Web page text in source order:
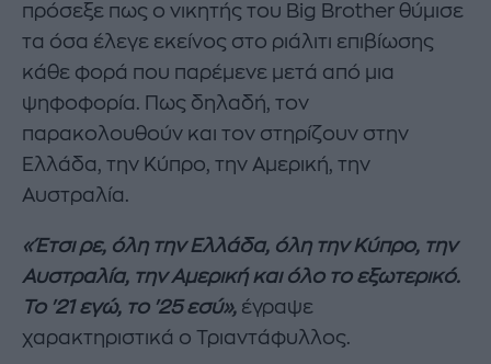
πρόσεξε πως ο νικητής του Big Brother θύμισε
τα όσα έλεγε εκείνος στο ριάλιτι επιβίωσης
κάθε φορά που παρέμενε μετά από μια
ψηφοφορία. Πως δηλαδή, τον
παρακολουθούν και τον στηρίζουν στην
Ελλάδα, την Κύπρο, την Αμερική, την
Αυστραλία.
«Έτσι ρε, όλη την Ελλάδα, όλη την Κύπρο, την
Αυστραλία, την Αμερική και όλο το εξωτερικό.
Το '21 εγώ, το '25 εσύ», έγραψε
χαρακτηριστικά ο Τριαντάφυλλος.